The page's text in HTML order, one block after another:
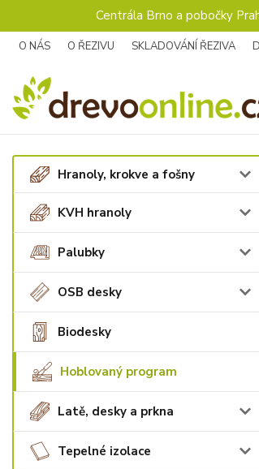
Centrála Brno a pobočky
O NÁS O ŘEZIVU SKLADOVÁNÍ ŘEZIVA
Hranoly, krokve a fošny
KVH hranoly
Palubky
OSB desky
Biodesky
Hoblovaný program
Latě, desky a prkna
Tepelné izolace